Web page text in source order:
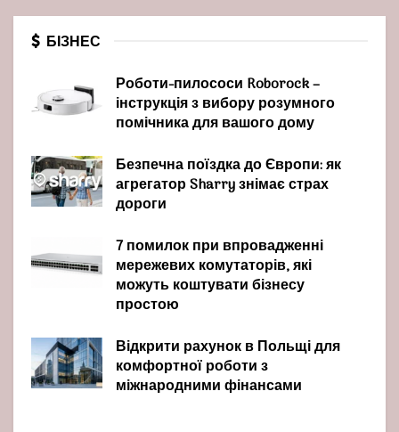
БІЗНЕС
Роботи-пилососи Roborock –
інструкція з вибору розумного
помічника для вашого дому
Безпечна поїздка до Європи: як
агрегатор Sharry знімає страх
дороги
7 помилок при впровадженні
мережевих комутаторів, які
можуть коштувати бізнесу
простою
Відкрити рахунок в Польщі для
комфортної роботи з
міжнародними фінансами